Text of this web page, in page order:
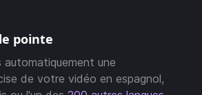
pointe
automatiquement une
de votre vidéo en espagnol,